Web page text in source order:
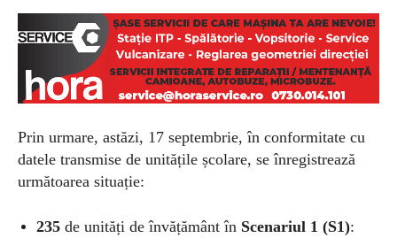
Prin urmare, astăzi, 17 septembrie, în conformitate cu
datele transmise de unitățile școlare, seînregistrează
următoarea situație:
235 de unități de învățământ în Scenariul 1 (S1):